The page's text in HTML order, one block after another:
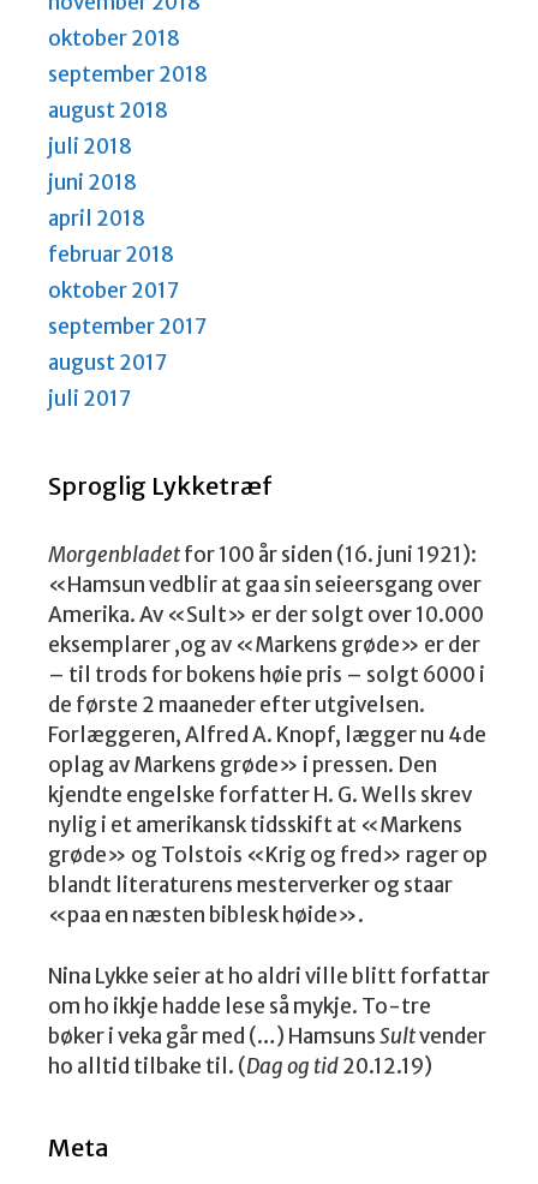
oktober 2018
september 2018
august 2018
juli 2018
juni 2018
april 2018
februar 2018
oktober 2017
september 2017
august 2017
juli 2017
Sproglig Lykketræf
Morgenbladetfor 100 år siden (16. juni 1921):
«Hamsun vedblir at gaa sin seieersgang over
Amerika. Av «Sult» er der solgt over 10.000
eksemplarer ,og av «Markens grøde» er der
– til trods for bokens høie pris – solgt 6000 i
de første 2 maaneder efter utgivelsen.
Forlæggeren, Alfred A. Knopf, lægger nu 4de
oplag av Markens grøde» i pressen. Den
kjendte engelske forfatter H. G. Wells skrev
nylig i et amerikansk tidsskift at «Markens
grøde» og Tolstois «Krig og fred» rager op
blandt literaturens mesterverker og staar
«paa en næsten biblesk høide».
Nina Lykke seier at ho aldri ville blitt forfattar
om ho ikkje hadde lese så mykje. To-tre
bøker i veka går med (…) HamsunsSultvender
ho alltid tilbake til. (Dag og tid20.12.19)
Meta